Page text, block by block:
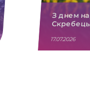
З днем
17.07.2026